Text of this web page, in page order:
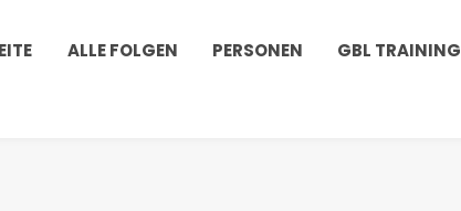
ALLE FOLGEN PERSONEN GBL TRAINING